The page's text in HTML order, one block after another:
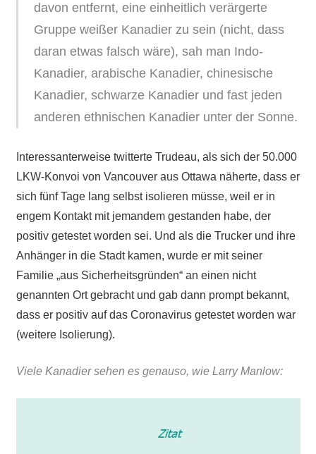
davon entfernt, eine einheitlich verärgerte
Gruppe weißer Kanadier zu sein (nicht, dass
daran etwas falsch wäre), sah man Indo-
Kanadier, arabische Kanadier, chinesische
Kanadier, schwarze Kanadier und fast jeden
anderen ethnischen Kanadier unter der Sonne.
Interessanterweise twitterte Trudeau, als sich der 50.000
LKW-Konvoi von Vancouver aus Ottawa näherte, dass er
sich fünf Tage lang selbst isolieren müsse, weil er in
engem Kontakt mit jemandem gestanden habe, der
positiv getestet worden sei. Und als die Trucker und ihre
Anhänger in die Stadt kamen, wurde er mit seiner
Familie „aus Sicherheitsgründen“ an einen nicht
genannten Ort gebracht und gab dann prompt bekannt,
dass er positiv auf das Coronavirus getestet worden war
(weitere Isolierung).
Viele Kanadier sehen es genauso, wie Larry Manlow: